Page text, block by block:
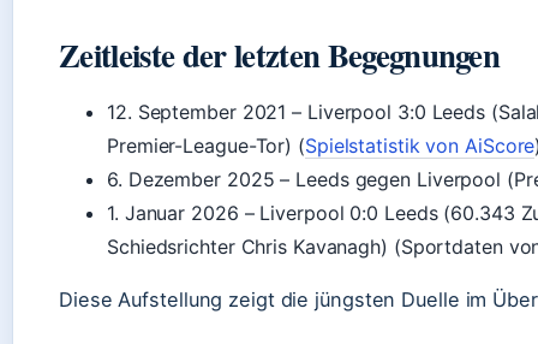
Zeitleiste der letzten Begegnungen
12. September 2021 – Liverpool 3:0 Leeds
Premier-League-Tor) (Spielstatistik von AiScore
6. Dezember 2025 – Leeds gegen Liverpool
1. Januar 2026 – Liverpool 0:0 Leeds (60.343
Schiedsrichter Chris Kavanagh) (Sportdaten
Diese Aufstellung zeigt die jüngsten Duelle im